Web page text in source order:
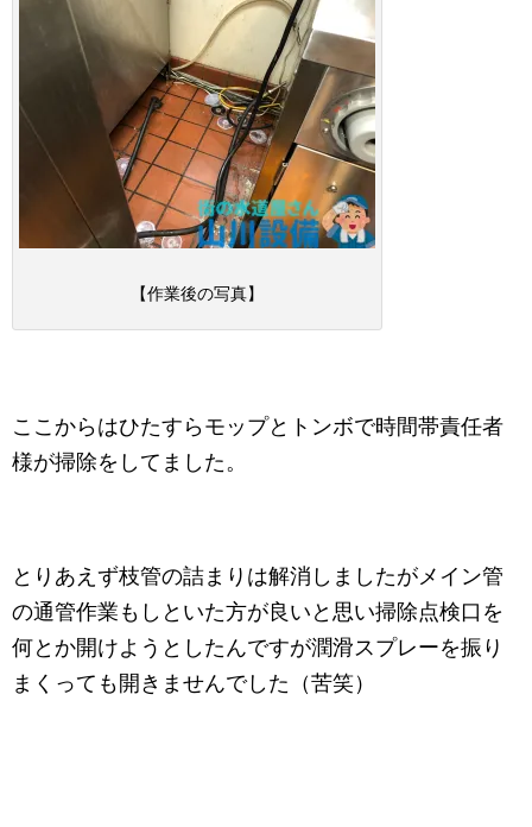
【作業後の写真】
ここからはひたすらモップとトンボで時間帯責任者
様が掃除をしてました。
とりあえず枝管の詰まりは解消しましたがメイン管
の通管作業もしといた方が良いと思い掃除点検口を
何とか開けようとしたんですが潤滑スプレーを振り
まくっても開きませんでした（苦笑）